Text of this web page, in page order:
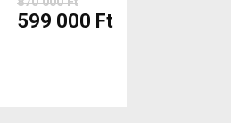
599 000 Ft